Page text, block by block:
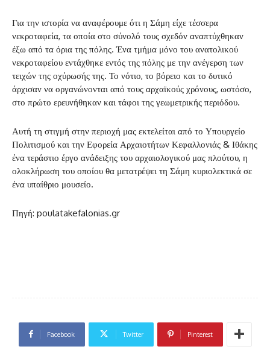
Για την ιστορία να αναφέρουμε ότι η Σάμη είχε τέσσερα
νεκροταφεία, τα οποία στο σύνολό τους σχεδόν αναπτύχθηκαν
έξω από τα όρια της πόλης. Ένα τμήμα μόνο του ανατολικού
νεκροταφείου εντάχθηκε εντός της πόλης με την ανέγερση των
τειχών της οχύρωσής της. Το νότιο, το βόρειο και το δυτικό
άρχισαν να οργανώνονται από τους αρχαϊκούς χρόνους, ωστόσο,
στο πρώτο ερευνήθηκαν και τάφοι της γεωμετρικής περιόδου.
Αυτή τη στιγμή στην περιοχή μας εκτελείται από το Υπουργείο
Πολιτισμού και την Εφορεία Αρχαιοτήτων Κεφαλλονιάς & Ιθάκης
ένα τεράστιο έργο ανάδειξης του αρχαιολογικού μας πλούτου, η
ολοκλήρωση του οποίου θα μετατρέψει τη Σάμη κυριολεκτικά σε
ένα υπαίθριο μουσείο.
Πηγή: poulatakefalonias.gr
Facebook Twitter Pinterest